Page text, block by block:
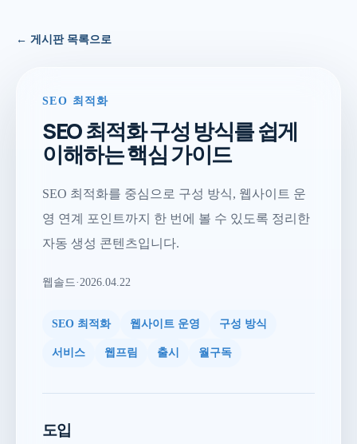
← 게시판 목록으로
SEO 최적화
SEO 최적화 구성 방식를 쉽게
이해하는 핵심 가이드
SEO 최적화를 중심으로 구성 방식, 웹사이트 운
영 연계 포인트까지 한 번에 볼 수 있도록 정리한
자동 생성 콘텐츠입니다.
웹솔드·2026.04.22
SEO 최적화 웹사이트 운영 구성 방식
서비스 웹프림 출시 월구독
도입